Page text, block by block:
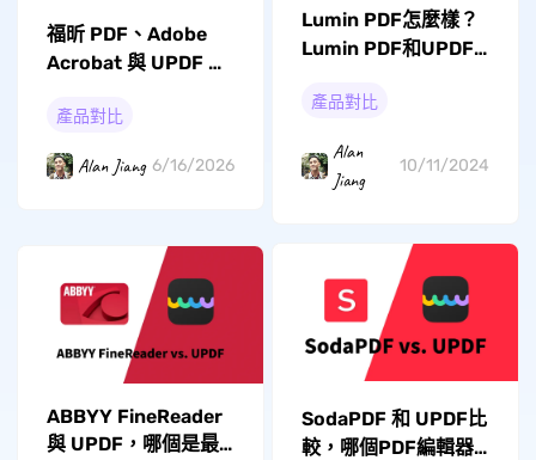
福昕 PDF、Adobe
Acrobat 與 UPDF 的
產品對比
Alan Jiang 6/16/2026
Lumin PDF怎麼樣？
Lumin PDF和UPDF
產品對比
Alan
Jiang
10/11/2024
ABBYY FineReader
與 UPDF，哪個是最
SodaPDF 和 UPDF比
較，哪個PDF編輯器